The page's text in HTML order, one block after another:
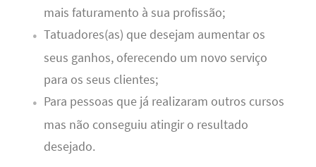
mais faturamento à sua profissão;
Tatuadores(as) que desejam aumentar os
seus ganhos, oferecendo um novo serviço
para os seus clientes;
Para pessoas que já realizaram outros cursos
mas não conseguiu atingir o resultado
desejado.